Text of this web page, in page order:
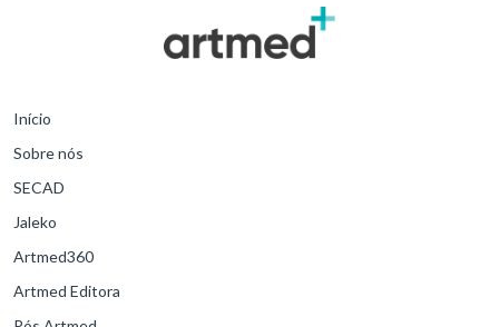
Início
Sobre nós
SECAD
Jaleko
Artmed360
Artmed Editora